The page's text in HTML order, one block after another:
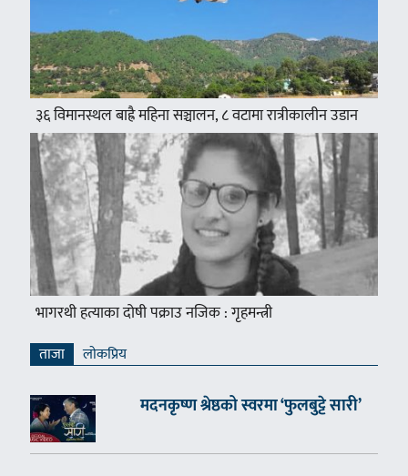
३६ विमानस्थल बाह्रै महिना सञ्चालन, ८ वटामा रात्रीकालीन उडान
भागरथी हत्याका दोषी पक्राउ नजिक : गृहमन्त्री
ताजा लाेकप्रिय
मदनकृष्ण श्रेष्ठको स्वरमा ‘फुलबुट्टे सारी’